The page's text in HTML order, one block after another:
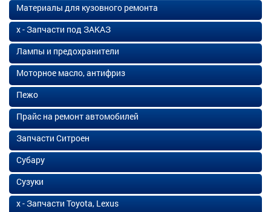
Материалы для кузовного ремонта
х - Запчасти под ЗАКАЗ
Лампы и предохранители
Моторное масло, антифриз
Пежо
Прайс на ремонт автомобилей
Запчасти Ситроен
Субару
Сузуки
х - Запчасти Toyota, Lexus